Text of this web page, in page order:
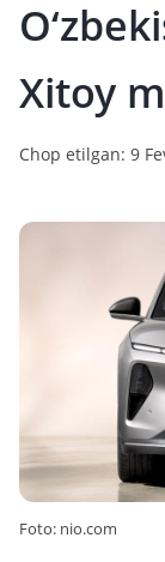
Xitoy
Chop etilgan: 9
Foto: nio.com